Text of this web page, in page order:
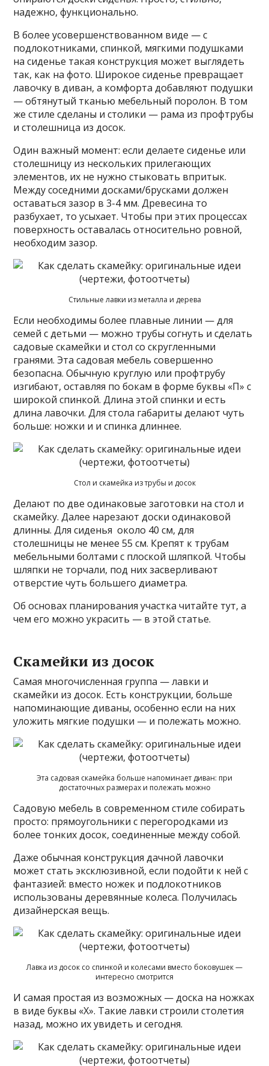
надежно, функционально.
В более усовершенствованном виде — с
подлокотниками, спинкой, мягкими подушками
на сиденье такая конструкция может выглядеть
так, как на фото. Широкое сиденье превращает
лавочку в диван, а комфорта добавляют подушки
— обтянутый тканью мебельный поролон. В том
же стиле сделаны и столики — рама из профтрубы
и столешница из досок.
Один важный момент: если делаете сиденье или
столешницу из нескольких прилегающих
элементов, их не нужно стыковать впритык.
Между соседними досками/брусками должен
оставаться зазор в 3-4 мм. Древесина то
разбухает, то усыхает. Чтобы при этих процессах
поверхность оставалась относительно ровной,
необходим зазор.
Стильные лавки из металла и дерева
Если необходимы более плавные линии — для
семей с детьми — можно трубы согнуть и сделать
садовые скамейки и стол со скругленными
гранями. Эта садовая мебель совершенно
безопасна. Обычную круглую или профтрубу
изгибают, оставляя по бокам в форме буквы «П» с
широкой спинкой. Длина этой спинки и есть
длина лавочки. Для стола габариты делают чуть
больше: ножки и и спинка длиннее.
Стол и скамейка из трубы и досок
Делают по две одинаковые заготовки на стол и
скамейку. Далее нарезают доски одинаковой
длинны. Для сиденья около 40 см, для
столешницы не менее 55 см. Крепят к трубам
мебельными болтами с плоской шляпкой. Чтобы
шляпки не торчали, под них засверливают
отверстие чуть большего диаметра.
Об основах планирования участка читайте тут, а
чем его можно украсить — в этой статье.
Скамейки из досок
Самая многочисленная группа — лавки и
скамейки из досок. Есть конструкции, больше
напоминающие диваны, особенно если на них
уложить мягкие подушки — и полежать можно.
Эта садовая скамейка больше напоминает диван: при
достаточных размерах и полежать можно
Садовую мебель в современном стиле собирать
просто: прямоугольники с перегородками из
более тонких досок, соединенные между собой.
Даже обычная конструкция дачной лавочки
может стать эксклюзивной, если подойти к ней с
фантазией: вместо ножек и подлокотников
использованы деревянные колеса. Получилась
дизайнерская вещь.
Лавка из досок со спинкой и колесами вместо боковушек —
интересно смотрится
И самая простая из возможных — доска на ножках
в виде буквы «Х». Такие лавки строили столетия
назад, можно их увидеть и сегодня.